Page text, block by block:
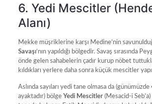
6. Yedi Mescitler
Alanı)
Mekke müşriklerine karşı Medine’nin
Savaşı‘nın yapıldığı bölgedir. Savaş sırasında
önde gelen sahabelerin çadır kurup nöbet
kıldıkları yerlere daha sonra küçük mescitler
Aslında sayıları yedi tane olmasa da
ayaktadır) bölge Yedi Mescitler(Mesacid-i